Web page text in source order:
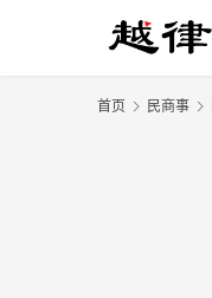
首页 民商事